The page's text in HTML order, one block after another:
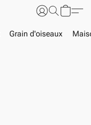
Grain d'oiseaux